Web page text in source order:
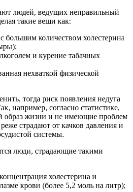
людей, ведущих неправильный
такие вещи как:
большим количеством холестерина
и курение табачных
нехваткой физической
тогда риск появления недуга
например, согласно статистике,
образ жизни и не имеющие проблем
страдают от качков давления и
системы.
люди, страдающие такими
холестерина и
крови (более 5,2 моль на литр);